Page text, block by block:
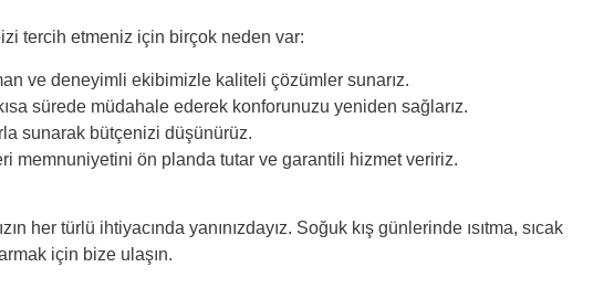
tercih etmeniz için birçok neden var:
ve deneyimli ekibimizle kaliteli çözümler sunarız.
sürede müdahale ederek konforunuzu yeniden sağlarız.
sunarak bütçenizi düşünürüz.
memnuniyetini ön planda tutar ve garantili hizmet veririz.
her türlü ihtiyacında yanınızdayız. Soğuk kış günlerinde ısıtma, sıcak
için bize ulaşın.